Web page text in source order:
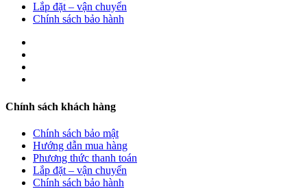
Lắp đặt – vận chuyển
Chính sách bảo hành
Chính sách khách hàng
Chính sách bảo mật
Hướng dẫn mua hàng
Phương thức thanh toán
Lắp đặt – vận chuyển
Chính sách bảo hành